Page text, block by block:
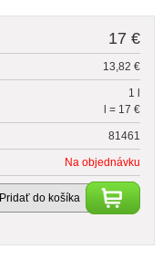
17 €
13,82 €
1 l
l = 17 €
81461
Na objednávku
Pridať do košíka